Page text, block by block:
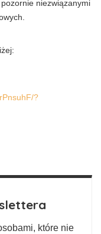
niezwiązanymi
?
które nie